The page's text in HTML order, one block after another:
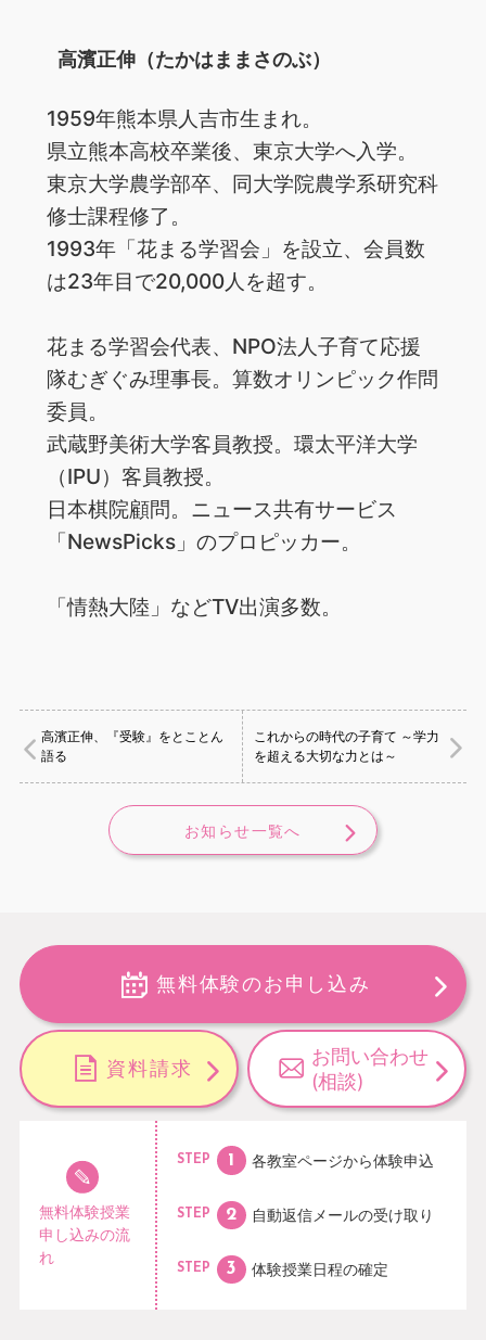
高濱正伸（たかはままさのぶ）
1959年熊本県人吉市生まれ。
県立熊本高校卒業後、東京大学へ入学。
東京大学農学部卒、同大学院農学系研究科
修士課程修了。
1993年「花まる学習会」を設立、会員数
は23年目で20,000人を超す。
花まる学習会代表、NPO法人子育て応援
隊むぎぐみ理事長。算数オリンピック作問
委員。
武蔵野美術大学客員教授。環太平洋大学
（IPU）客員教授。
日本棋院顧問。ニュース共有サービス
「NewsPicks」のプロピッカー。
「情熱大陸」などTV出演多数。
高濱正伸、『受験』をとことん
語る
これからの時代の子育て ～学力
を超える大切な力とは～
お知らせ一覧へ
無料体験のお申し込み
資料請求
お問い合わせ
(相談)
無料体験授業
申し込みの流
れ
STEP 各教室ページから体験申込
STEP 自動返信メールの受け取り
STEP 体験授業日程の確定